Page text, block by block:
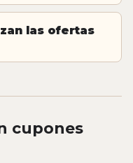
las ofertas
cupones